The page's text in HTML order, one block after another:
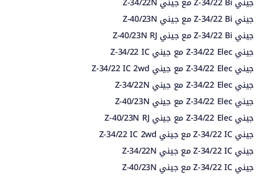
جيني Z-34/22 Bi مع جيني Z-40/23N
جيني Z-34/22 Bi مع جيني Z-40/23N RJ
جيني Z-34/22 Elec مع جيني Z-34/22 IC
جيني Z-34/22 Elec مع جيني Z-34/22 IC 2wd
جيني Z-34/22 Elec مع جيني Z-34/22N
جيني Z-34/22 Elec مع جيني Z-40/23N
جيني Z-34/22 Elec مع جيني Z-40/23N RJ
جيني Z-34/22 IC مع جيني Z-34/22 IC 2wd
جيني Z-34/22 IC مع جيني Z-34/22N
جيني Z-34/22 IC مع جيني Z-40/23N